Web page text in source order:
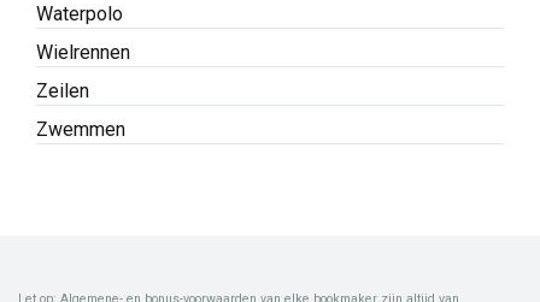
Waterpolo
Wielrennen
Zeilen
Zwemmen
Let op: Algemene- en bonus-voorwaarden van elke bookmaker zijn altijd van